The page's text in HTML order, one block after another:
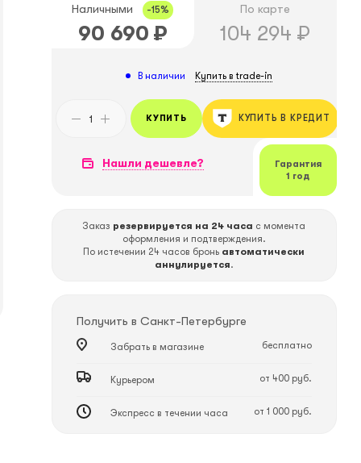
Наличными -15%
90 690 ₽
По карте
104 294 ₽
В наличии Купить в trade-in
КУПИТЬ КУПИТЬ В КРЕДИТ
Нашли дешевле?
Гарантия
1 год
Заказ резервируется на 24 часа с момента
оформления и подтверждения.
По истечении 24 часов бронь автоматически
аннулируется.
Получить в Санкт-Петербурге
Забрать в магазине бесплатно
Курьером от 400 руб.
Экспресс в течении часа от 1 000 руб.